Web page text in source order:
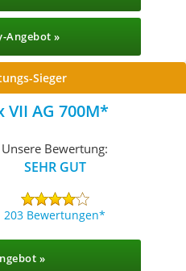
Angebot »
Sieger
VII AG 700M
Unsere Bewertung:
SEHR GUT
203 Bewertungen
»